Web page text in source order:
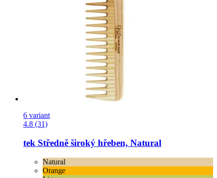
6 variant
4.8 (31)
tek Středně široký hřeben, Natural
Natural
Orange